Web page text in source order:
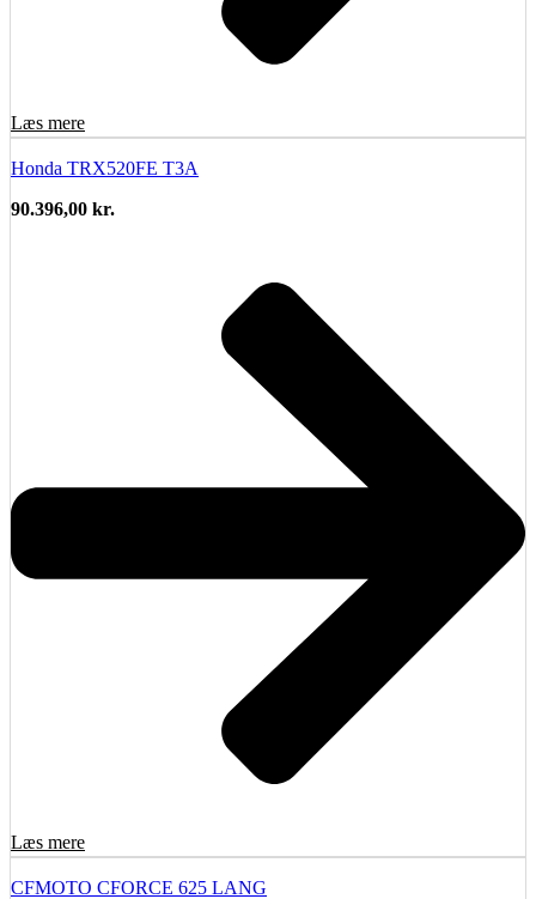
Læs mere
Honda TRX520FE T3A
90.396,00 kr.
Læs mere
CFMOTO CFORCE 625 LANG